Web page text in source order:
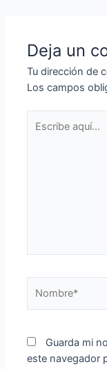
Deja un
Tu dirección de
Los campos
Guarda mi
este navegador